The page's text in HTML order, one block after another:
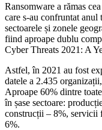
Ransomware a rămas
care s-au confruntat
sectoarele și zonele
fiind aproape dublu
Cyber Threats 2021: A
Astfel, în 2021 au fost
datele a 2.435
Aproape 60% dintre
în șase sectoare:
construcții – 8%, servicii
6%.